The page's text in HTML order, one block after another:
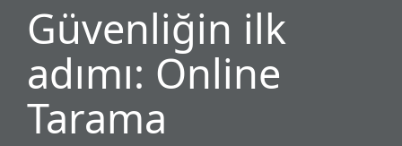
Güvenliğin ilk
adımı: Online
Tarama